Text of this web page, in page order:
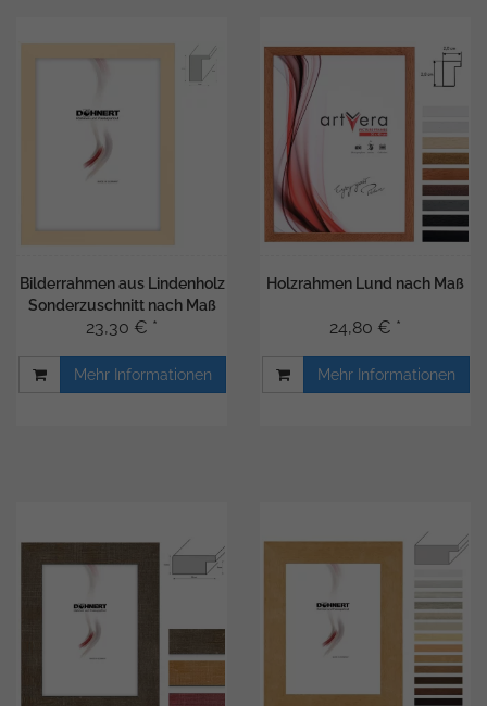
Bilderrahmen aus Lindenholz
Sonderzuschnitt nach Maß
23,30 € *
Mehr Informationen
Holzrahmen Lund nach Maß
24,80 € *
Mehr Informationen